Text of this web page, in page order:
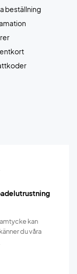
beställning
kan
du våra